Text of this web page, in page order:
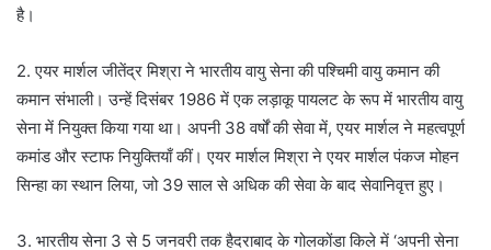
है।
2. एयर मार्शल जीतेंद्र मिश्रा ने भारतीय वायु सेना की पश्चिमी वायु कमान की
कमान संभाली। उन्हें दिसंबर 1986 में एक लड़ाकू पायलट के रूप में भारतीय वायु
सेना में नियुक्त किया गया था। अपनी 38 वर्षों की सेवा में, एयर मार्शल ने महत्वपूर्ण
कमांड और स्टाफ नियुक्तियाँ कीं। एयर मार्शल मिश्रा ने एयर मार्शल पंकज मोहन
सिन्हा का स्थान लिया, जो 39 साल से अधिक की सेवा के बाद सेवानिवृत्त हुए।
3. भारतीय सेना 3 से 5 जनवरी तक हैदराबाद के गोलकोंडा किले में ‘अपनी सेना